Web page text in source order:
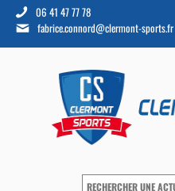
06 41 47 77 78
fabrice.connord@clermont-sports.fr